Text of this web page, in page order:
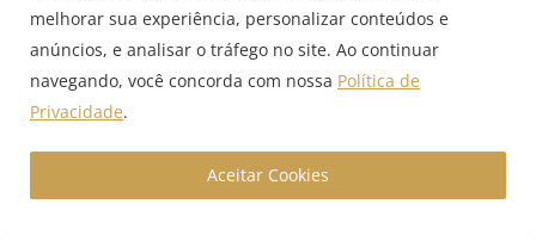
Comentar Postagem
melhorar sua experiência, personalizar conteúdos e
anúncios, e analisar o tráfego no site. Ao continuar
navegando, você concorda com nossa Política de
Privacidade.
Aceitar Cookies